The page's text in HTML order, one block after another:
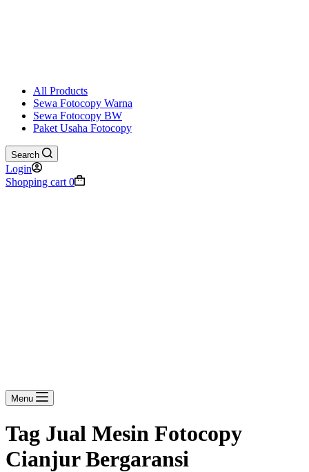
All Products
Sewa Fotocopy Warna
Sewa Fotocopy BW
Paket Usaha Fotocopy
Search
Login
Shopping cart 0
Menu
Tag Jual Mesin Fotocopy
Cianjur Bergaransi